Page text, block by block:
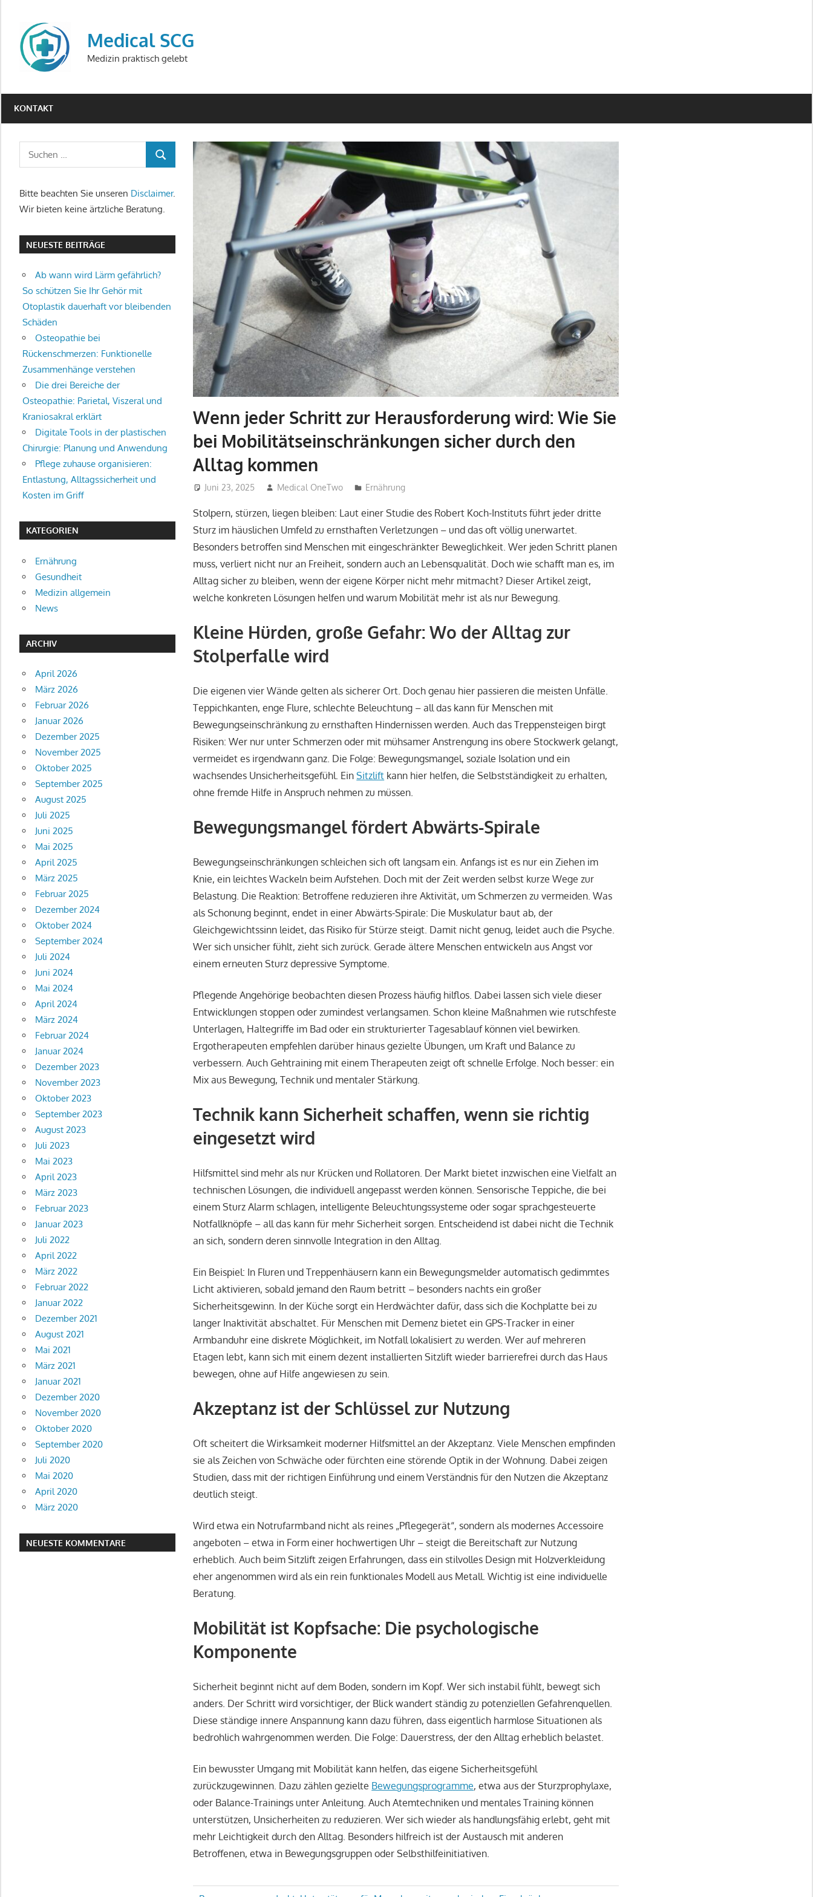
springen
Medical SCG
Medizin praktisch gelebt
KONTAKT
Wenn jeder Schritt zur Herausforderung wird: Wie Sie
bei Mobilitätseinschränkungen sicher durch den
Alltag kommen
Juni 23, 2025 Medical OneTwo Ernährung
Stolpern, stürzen, liegen bleiben: Laut einer Studie des Robert Koch-Instituts führt jeder dritte
Sturz im häuslichen Umfeld zu ernsthaften Verletzungen – und das oft völlig unerwartet.
Besonders betroffen sind Menschen mit eingeschränkter Beweglichkeit. Wer jeden Schritt planen
muss, verliert nicht nur an Freiheit, sondern auch an Lebensqualität. Doch wie schafft man es, im
Alltag sicher zu bleiben, wenn der eigene Körper nicht mehr mitmacht? Dieser Artikel zeigt,
welche konkreten Lösungen helfen und warum Mobilität mehr ist als nur Bewegung.
Kleine Hürden, große Gefahr: Wo der Alltag zur
Stolperfalle wird
Die eigenen vier Wände gelten als sicherer Ort. Doch genau hier passieren die meisten Unfälle.
Teppichkanten, enge Flure, schlechte Beleuchtung – all das kann für Menschen mit
Bewegungseinschränkung zu ernsthaften Hindernissen werden. Auch das Treppensteigen birgt
Risiken: Wer nur unter Schmerzen oder mit mühsamer Anstrengung ins obere Stockwerk gelangt,
vermeidet es irgendwann ganz. Die Folge: Bewegungsmangel, soziale Isolation und ein
wachsendes Unsicherheitsgefühl. EinSitzlift kann hier helfen, die Selbstständigkeit zu erhalten,
ohne fremde Hilfe in Anspruch nehmen zu müssen.
Bewegungsmangel fördert Abwärts-Spirale
Bewegungseinschränkungen schleichen sich oft langsam ein. Anfangs ist es nur ein Ziehen im
Knie, ein leichtes Wackeln beim Aufstehen. Doch mit der Zeit werden selbst kurze Wege zur
Belastung. Die Reaktion: Betroffene reduzieren ihre Aktivität, um Schmerzen zu vermeiden. Was
als Schonung beginnt, endet in einer Abwärts-Spirale: Die Muskulatur baut ab, der
Gleichgewichtssinn leidet, das Risiko für Stürze steigt. Damit nicht genug, leidet auch die Psyche.
Wer sich unsicher fühlt, zieht sich zurück. Gerade ältere Menschen entwickeln aus Angst vor
einem erneuten Sturz depressive Symptome.
Pflegende Angehörige beobachten diesen Prozess häufig hilflos. Dabei lassen sich viele dieser
Entwicklungen stoppen oder zumindest verlangsamen. Schon kleine Maßnahmen wie rutschfeste
Unterlagen, Haltegriffe im Bad oder ein strukturierter Tagesablauf können viel bewirken.
Ergotherapeuten empfehlen darüber hinaus gezielte Übungen, um Kraft und Balance zu
verbessern. Auch Gehtraining mit einem Therapeuten zeigt oft schnelle Erfolge. Noch besser: ein
Mix aus Bewegung, Technik und mentaler Stärkung.
Technik kann Sicherheit schaffen, wenn sie richtig
eingesetzt wird
Hilfsmittel sind mehr als nur Krücken und Rollatoren. Der Markt bietet inzwischen eine Vielfalt an
technischen Lösungen, die individuell angepasst werden können. Sensorische Teppiche, die bei
einem Sturz Alarm schlagen, intelligente Beleuchtungssysteme oder sogar sprachgesteuerte
Notfallknöpfe – all das kann für mehr Sicherheit sorgen. Entscheidend ist dabei nicht die Technik
an sich, sondern deren sinnvolle Integration in den Alltag.
Ein Beispiel: In Fluren und Treppenhäusern kann ein Bewegungsmelder automatisch gedimmtes
Licht aktivieren, sobald jemand den Raum betritt – besonders nachts ein großer
Sicherheitsgewinn. In der Küche sorgt ein Herdwächter dafür, dass sich die Kochplatte bei zu
langer Inaktivität abschaltet. Für Menschen mit Demenz bietet ein GPS-Tracker in einer
Armbanduhr eine diskrete Möglichkeit, im Notfall lokalisiert zu werden. Wer auf mehreren
Etagen lebt, kann sich mit einem dezent installierten Sitzlift wieder barrierefrei durch das Haus
bewegen, ohne auf Hilfe angewiesen zu sein.
Akzeptanz ist der Schlüssel zur Nutzung
Oft scheitert die Wirksamkeit moderner Hilfsmittel an der Akzeptanz. Viele Menschen empfinden
sie als Zeichen von Schwäche oder fürchten eine störende Optik in der Wohnung. Dabei zeigen
Studien, dass mit der richtigen Einführung und einem Verständnis für den Nutzen die Akzeptanz
deutlich steigt.
Wird etwa ein Notrufarmband nicht als reines „Pflegegerät“, sondern als modernes Accessoire
angeboten – etwa in Form einer hochwertigen Uhr – steigt die Bereitschaft zur Nutzung
erheblich. Auch beim Sitzlift zeigen Erfahrungen, dass ein stilvolles Design mit Holzverkleidung
eher angenommen wird als ein rein funktionales Modell aus Metall. Wichtig ist eine individuelle
Beratung.
Mobilität ist Kopfsache: Die psychologische
Komponente
Sicherheit beginnt nicht auf dem Boden, sondern im Kopf. Wer sich instabil fühlt, bewegt sich
anders. Der Schritt wird vorsichtiger, der Blick wandert ständig zu potenziellen Gefahrenquellen.
Diese ständige innere Anspannung kann dazu führen, dass eigentlich harmlose Situationen als
bedrohlich wahrgenommen werden. Die Folge: Dauerstress, der den Alltag erheblich belastet.
Ein bewusster Umgang mit Mobilität kann helfen, das eigene Sicherheitsgefühl
zurückzugewinnen. Dazu zählen gezielte Bewegungsprogramme, etwa aus der Sturzprophylaxe,
oder Balance-Trainings unter Anleitung. Auch Atemtechniken und mentales Training können
unterstützen, Unsicherheiten zu reduzieren. Wer sich wieder als handlungsfähig erlebt, geht mit
mehr Leichtigkeit durch den Alltag. Besonders hilfreich ist der Austausch mit anderen
Betroffenen, etwa in Bewegungsgruppen oder Selbsthilfeinitiativen.
Bitte beachten Sie unseren Disclaimer.
Wir bieten keine ärtzliche Beratung.
NEUESTE BEITRÄGE
Ab wann wird Lärm gefährlich?
So schützen Sie Ihr Gehör mit
Otoplastik dauerhaft vor bleibenden
Schäden
Osteopathie bei
Rückenschmerzen: Funktionelle
Zusammenhänge verstehen
Die drei Bereiche der
Osteopathie: Parietal, Viszeral und
Kraniosakral erklärt
Digitale Tools in der plastischen
Chirurgie: Planung und Anwendung
Pflege zuhause organisieren:
Entlastung, Alltagssicherheit und
Kosten im Griff
KATEGORIEN
Ernährung
Gesundheit
Medizin allgemein
News
ARCHIV
April 2026
März 2026
Februar 2026
Januar 2026
Dezember 2025
November 2025
Oktober 2025
September 2025
August 2025
Juli 2025
Juni 2025
Mai 2025
April 2025
März 2025
Februar 2025
Dezember 2024
Oktober 2024
September 2024
Juli 2024
Juni 2024
Mai 2024
April 2024
März 2024
Februar 2024
Januar 2024
Dezember 2023
November 2023
Oktober 2023
September 2023
August 2023
Juli 2023
Mai 2023
April 2023
März 2023
Februar 2023
Januar 2023
Juli 2022
April 2022
März 2022
Februar 2022
Januar 2022
Dezember 2021
August 2021
Mai 2021
März 2021
Januar 2021
Dezember 2020
November 2020
Oktober 2020
September 2020
Juli 2020
Mai 2020
April 2020
März 2020
NEUESTE KOMMENTARE